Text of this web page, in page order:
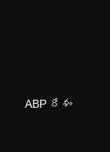
ABP దేశం